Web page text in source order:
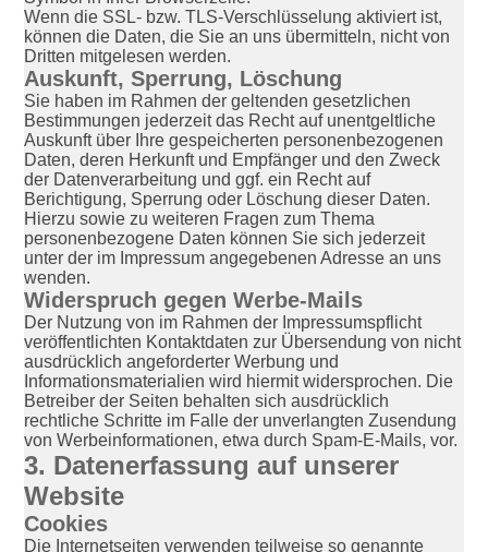
Wenn die SSL- bzw. TLS-Verschlüsselung aktiviert ist,
können die Daten, die Sie an uns übermitteln, nicht von
Dritten mitgelesen werden.
Auskunft, Sperrung, Löschung
Sie haben im Rahmen der geltenden gesetzlichen
Bestimmungen jederzeit das Recht auf unentgeltliche
Auskunft über Ihre gespeicherten personenbezogenen
Daten, deren Herkunft und Empfänger und den Zweck
der Datenverarbeitung und ggf. ein Recht auf
Berichtigung, Sperrung oder Löschung dieser Daten.
Hierzu sowie zu weiteren Fragen zum Thema
personenbezogene Daten können Sie sich jederzeit
unter der im Impressum angegebenen Adresse an uns
wenden.
Widerspruch gegen Werbe-Mails
Der Nutzung von im Rahmen der Impressumspflicht
veröffentlichten Kontaktdaten zur Übersendung von nicht
ausdrücklich angeforderter Werbung und
Informationsmaterialien wird hiermit widersprochen. Die
Betreiber der Seiten behalten sich ausdrücklich
rechtliche Schritte im Falle der unverlangten Zusendung
von Werbeinformationen, etwa durch Spam-E-Mails, vor.
3. Datenerfassung auf unserer
Website
Cookies
Die Internetseiten verwenden teilweise so genannte